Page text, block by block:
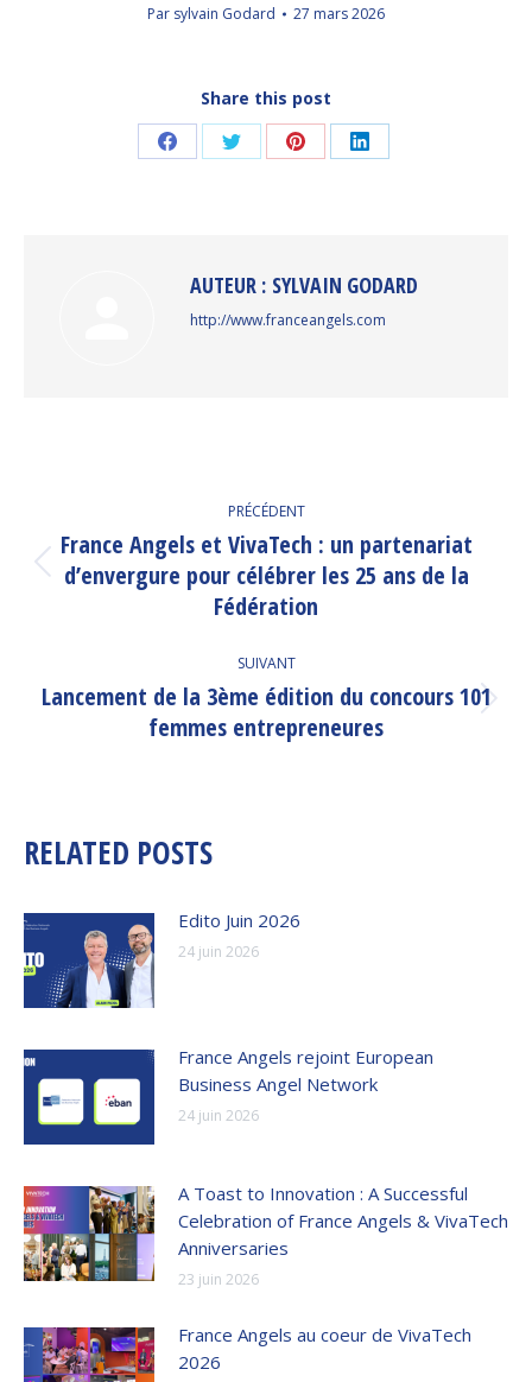
Par sylvain Godard 27 mars 2026
Share this post
PartagerPartagerPartagerPartager
AUTEUR : SYLVAIN GODARD
http://www.franceangels.com
ARTICLE
PRÉCÉDENT
Article
précédent
France Angels et VivaTech : un partenariat
d’envergure pour célébrer les 25 ans de la
Fédération
SUIVANT
Article
suivant
Lancement de la 3ème édition du concours 101
femmes entrepreneures
RELATED POSTS
Edito Juin 2026
24 juin 2026
France Angels rejoint European
Business Angel Network
24 juin 2026
A Toast to Innovation : A Successful
Celebration of France Angels & VivaTech
Anniversaries
23 juin 2026
France Angels au coeur de VivaTech
2026